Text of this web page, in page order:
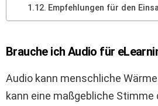
Empfehlungen für den
Brauche ich Audio für
Audio kann menschliche
kann eine maßgebliche Stimme